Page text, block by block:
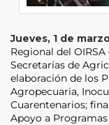
Jueves, 1 de
Regional del
Secretarías de
elaboración de los
Agropecuaria,
Cuarentenarios;
Apoyo a Programas